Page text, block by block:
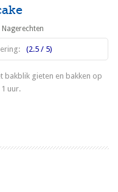
Nagerechten
(2.5 / 5)
bakblik gieten en bakken op
uur.